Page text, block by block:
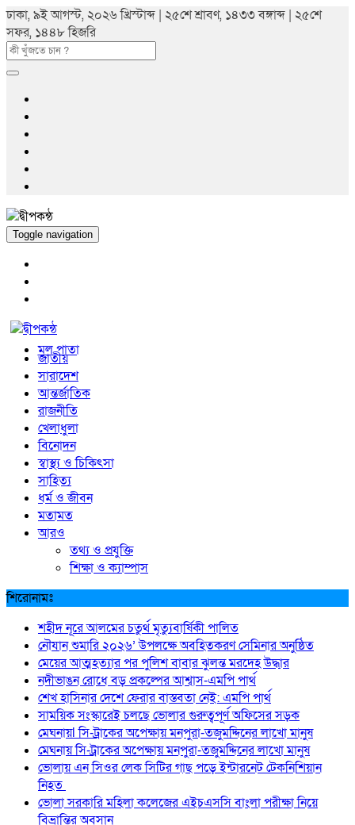
ঢাকা, ৯ই আগস্ট, ২০২৬ খ্রিস্টাব্দ | ২৫শে শ্রাবণ, ১৪৩৩ বঙ্গাব্দ | ২৫শে
সফর, ১৪৪৮ হিজরি
Toggle navigation
মুল পাতা
জাতীয়
সারাদেশ
আন্তর্জাতিক
রাজনীতি
খেলাধুলা
বিনোদন
স্বাস্থ্য ও চিকিৎসা
সাহিত্য
ধর্ম ও জীবন
মতামত
আরও
তথ্য ও প্রযুক্তি
শিক্ষা ও ক্যাম্পাস
শিরোনামঃ
শহীদ নূরে আলমের চতুর্থ মৃত্যুবার্ষিকী পালিত
নৌযান শুমারি ২০২৬’ উপলক্ষে অবহিতকরণ সেমিনার অনুষ্ঠিত
মেয়ের আত্মহত্যার পর পুলিশ বাবার ঝুলন্ত মরদেহ উদ্ধার
নদীভাঙন রোধে বড় প্রকল্পের আশ্বাস-এমপি পার্থ
শেখ হাসিনার দেশে ফেরার বাস্তবতা নেই: এমপি পার্থ
সাময়িক সংস্কারেই চলছে ভোলার গুরুত্বপূর্ণ অফিসের সড়ক
মেঘনায়l সি-ট্রাকের অপেক্ষায় মনপুরা-তজুমদ্দিনের লাখো মানুষ
মেঘনায় সি-ট্রাকের অপেক্ষায় মনপুরা-তজুমদ্দিনের লাখো মানুষ
ভোলায় এন সিওর লেক সিটির গাছ পড়ে ইন্টারনেট টেকনিশিয়ান
নিহত
ভোলা সরকারি মহিলা কলেজের এইচএসসি বাংলা পরীক্ষা নিয়ে
বিভ্রান্তির অবসান